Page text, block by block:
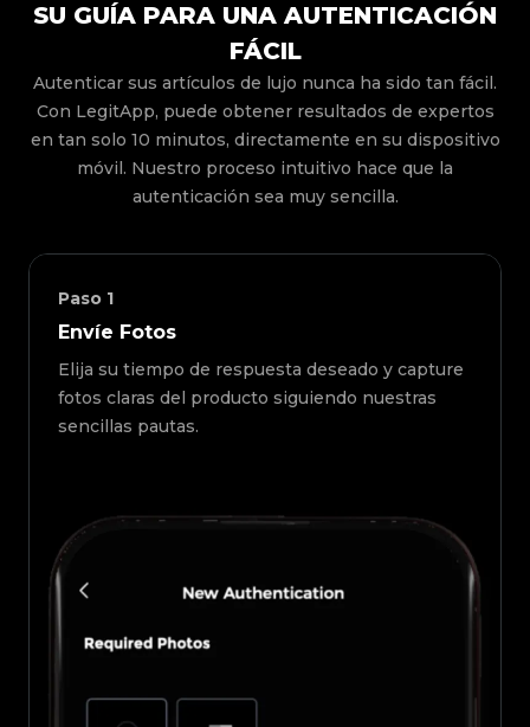
SU GUÍA PARA UNA AUTENTICACIÓN
FÁCIL
Autenticar sus artículos de lujo nunca ha sido tan fácil.
Con LegitApp, puede obtener resultados de expertos
en tan solo 10 minutos, directamente en su dispositivo
móvil. Nuestro proceso intuitivo hace que la
autenticación sea muy sencilla.
Paso 1
Envíe Fotos
Elija su tiempo de respuesta deseado y capture
fotos claras del producto siguiendo nuestras
sencillas pautas.